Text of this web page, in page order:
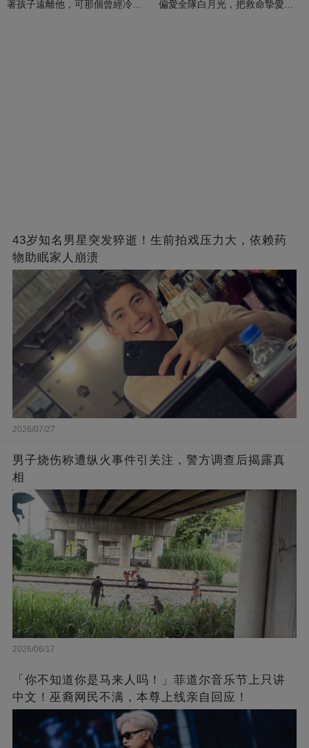
著孩子遠離他，可那個曾經冷漠
偏愛全隊白月光，把救命摯愛當
43岁知名男星突发猝逝！生前拍戏压力大，依赖药
物助眠家人崩溃
2026/07/27
男子烧伤称遭纵火事件引关注，警方调查后揭露真
相
2026/06/17
「你不知道你是马来人吗！」菲道尔音乐节上只讲
中文！巫裔网民不满，本尊上线亲自回应！